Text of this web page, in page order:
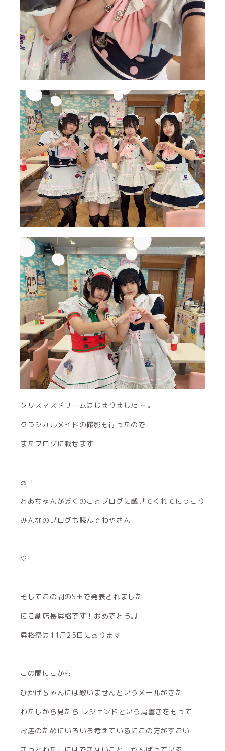
クリスマスドリームはじまりました ~ ♩
クラシカルメイドの撮影も行ったので
またブログに載せます
あ！
とあちゃんがぼくのことブログに載せてくれてにっこり
みんなのブログも読んでねやさん
♡
そしてこの間のS＋で発表されました
にこ副店長昇格です！おめでとう♩♩
昇格祭は11月25日にあります
この間にこから
ひかげちゃんには敵いませんというメールがきた
わたしから見たら レジェンドという肩書きをもって
お店のためにいろいろ考えているにこの方がすごい